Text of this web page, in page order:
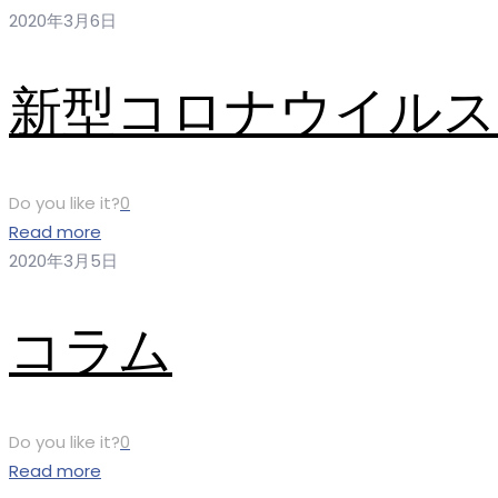
2020年3月6日
新型コロナウイル
Do you like it?0
Read more
2020年3月5日
コラム
Do you like it?0
Read more